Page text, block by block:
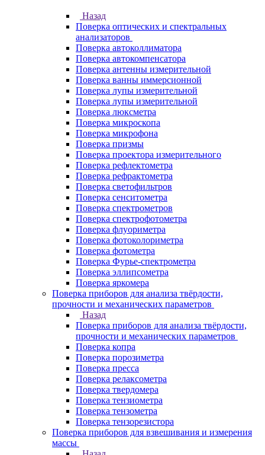
Назад
Поверка оптических и спектральных
анализаторов
Поверка автоколлиматора
Поверка автокомпенсатора
Поверка антенны измерительной
Поверка ванны иммерсионной
Поверка лупы измерительной
Поверка лупы измерительной
Поверка люксметра
Поверка микроскопа
Поверка микрофона
Поверка призмы
Поверка проектора измерительного
Поверка рефлектометра
Поверка рефрактометра
Поверка светофильтров
Поверка сенситометра
Поверка спектрометров
Поверка спектрофотометра
Поверка флуориметра
Поверка фотоколориметра
Поверка фотометра
Поверка Фурье-спектрометра
Поверка эллипсометра
Поверка яркомера
Поверка приборов для анализа твёрдости,
прочности и механических параметров
Назад
Поверка приборов для анализа твёрдости,
прочности и механических параметров
Поверка копра
Поверка порозиметра
Поверка пресса
Поверка релаксометра
Поверка твердомера
Поверка тензиометра
Поверка тензометра
Поверка тензорезистора
Поверка приборов для взвешивания и измерения
массы